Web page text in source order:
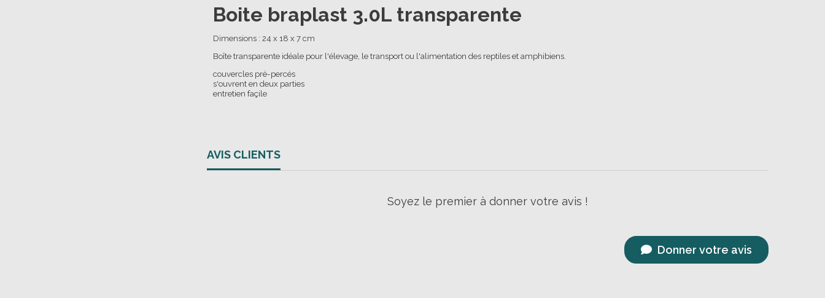
Boite braplast 3.0L transparente
Dimensions : 24 x 18 x 7 cm
Boîte transparente idéale pour l'élevage, le transport ou l'alimentation des reptiles et amphibiens.
couvercles pré-percés
s'ouvrent en deux parties
entretien façile
AVIS CLIENTS
Soyez le premier à donner votre avis !
Donner votre avis